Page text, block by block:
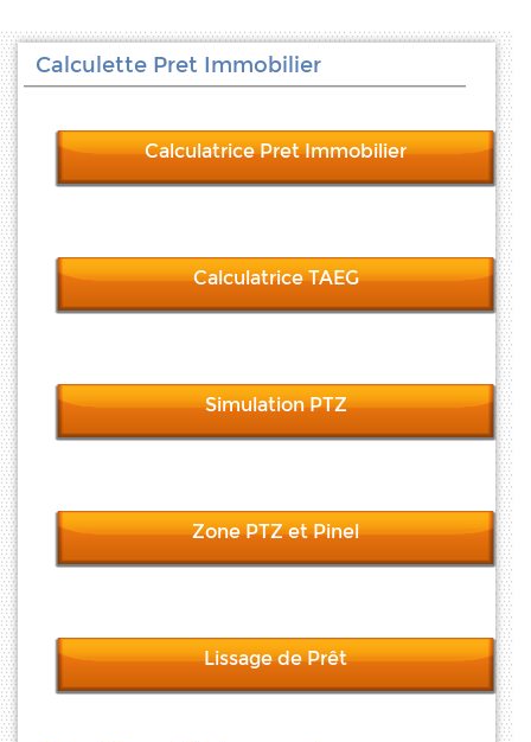
Calculette Pret Immobilier
Calculatrice Pret Immobilier
Calculatrice TAEG
Simulation PTZ
Zone PTZ et Pinel
Lissage de Prêt